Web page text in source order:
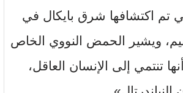
تم اكتشافها شرق بايكال في
ويشير الحمض النووي الخاص
تنتمي إلى الإنسان العاقل،